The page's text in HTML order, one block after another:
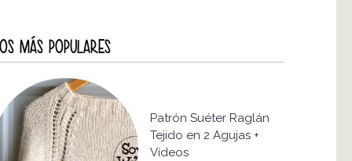
MÁS POPULARES
Patrón Suéter Raglán
Tejido en 2 Agujas +
Vídeos